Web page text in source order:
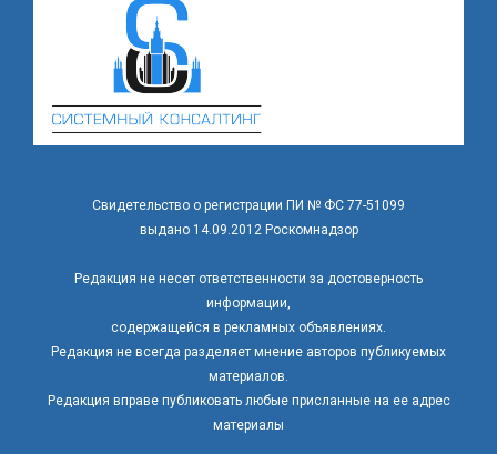
Свидетельство о регистрации ПИ № ФС 77-51099
выдано 14.09.2012 Роскомнадзор
Редакция не несет ответственности за достоверность
информации,
содержащейся в рекламных объявлениях.
Редакция не всегда разделяет мнение авторов публикуемых
материалов.
Редакция вправе публиковать любые присланные на ее адрес
материалы